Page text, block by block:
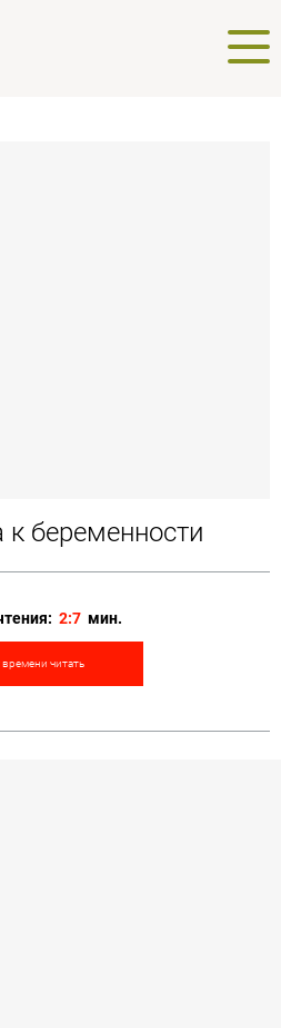
к беременности
2:7 мин.
времени читать